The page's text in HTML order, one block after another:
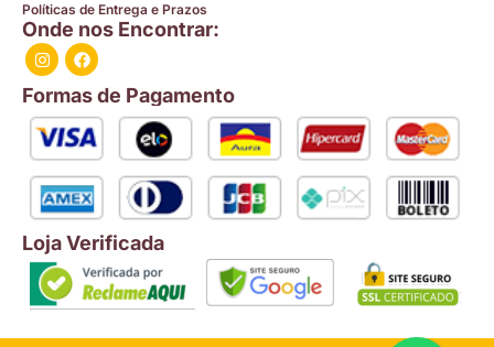
Políticas de Entrega e Prazos
Onde nos Encontrar:
Formas de Pagamento
Loja Verificada